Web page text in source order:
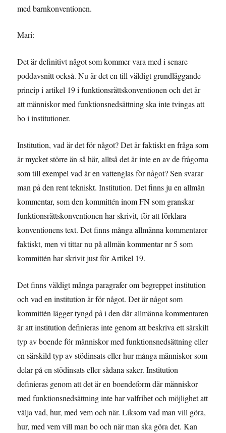
med barnkonventionen.
Mari:
Det är definitivt något som kommer vara med i senare
poddavsnitt också. Nu är det en till väldigt grundläggande
princip i artikel 19 i funktionsrättskonventionen och det är
att människor med funktionsnedsättning ska inte tvingas att
bo i institutioner.
Institution, vad är det för något? Det är faktiskt en fråga som
är mycket större än så här, alltså det är inte en av de frågorna
som till exempel vad är en vattenglas för något? Sen svarar
man på den rent tekniskt. Institution. Det finns ju en allmän
kommentar, som den kommittén inom FN som granskar
funktionsrättskonventionen har skrivit, för att förklara
konventionens text. Det finns många allmänna kommentarer
faktiskt, men vi tittar nu på allmän kommentar nr 5 som
kommittén har skrivit just för Artikel 19.
Det finns väldigt många paragrafer om begreppet institution
och vad en institution är för något. Det är något som
kommittén lägger tyngd på i den där allmänna kommentaren
är att institution definieras inte genom att beskriva ett särskilt
typ av boende för människor med funktionsnedsättning eller
en särskild typ av stödinsats eller hur många människor som
delar på en stödinsats eller sådana saker. Institution
definieras genom att det är en boendeform där människor
med funktionsnedsättning inte har valfrihet och möjlighet att
välja vad, hur, med vem och när. Liksom vad man vill göra,
hur, med vem vill man bo och när man ska göra det. Kan